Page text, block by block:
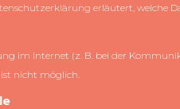
erläutert, welche
im Internet (z. B. bei der
nicht möglich.